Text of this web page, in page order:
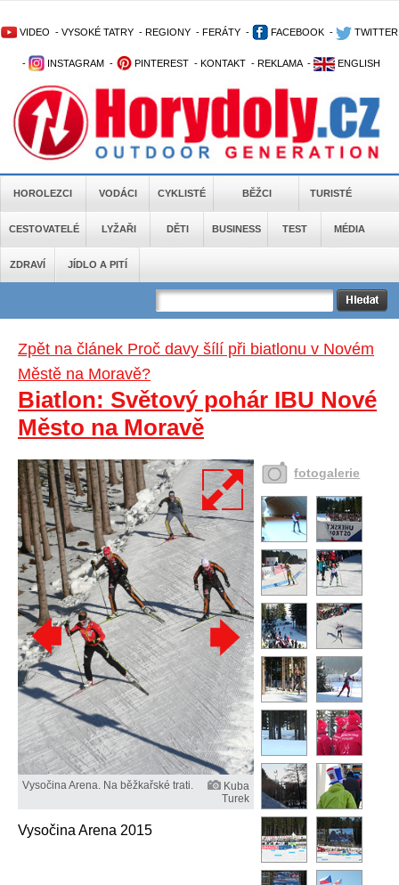
VIDEO - VYSOKÉ TATRY - REGIONY - FERÁTY - FACEBOOK - TWITTER
- INSTAGRAM - PINTEREST - KONTAKT - REKLAMA - ENGLISH
HOROLEZCI VODÁCI CYKLISTÉ BĚŽCI TURISTÉ
CESTOVATELÉ LYŽAŘI DĚTI BUSINESS TEST MÉDIA
ZDRAVÍ JÍDLO A PITÍ
Zpět na článek Proč davy šílí při biatlonu v Novém
Městě na Moravě?
Biatlon: Světový pohár IBU Nové
Město na Moravě
Vysočina Arena. Na běžkařské trati.
Kuba
Turek
Vysočina Arena 2015
fotogalerie